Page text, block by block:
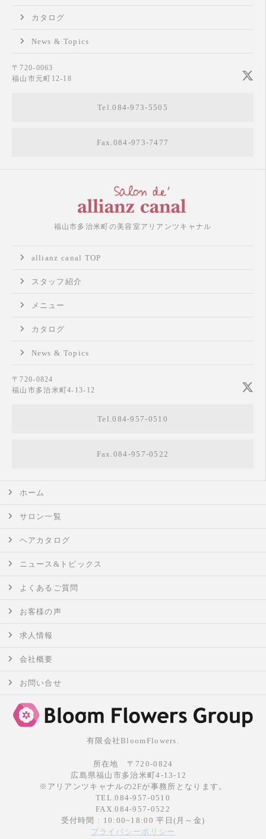
カタログ
News & Topics
〒720-0063
福山市元町12-18
Tel.084-973-5505
Fax.084-973-7477
福山市多治米町の美容室アリアンツキャナル
allianz canal TOP
スタッフ紹介
メニュー
カタログ
News & Topics
〒720-0824
福山市多治米町4-13-12
Tel.084-957-0510
Fax.084-957-0522
ホーム
サロン一覧
ヘアカタログ
ニュース&トピックス
よくあるご質問
お客様の声
求人情報
会社概要
お問い合せ
有限会社BloomFlowers.
所在地 〒720-0824
広島県福山市多治米町4-13-12
※アリアンツキャナルの2Fが事務所となります。
TEL.084-957-0510
FAX.084-957-0522
受付時間 : 10:00~18:00 平日(月～金)
プライバシーポリシー